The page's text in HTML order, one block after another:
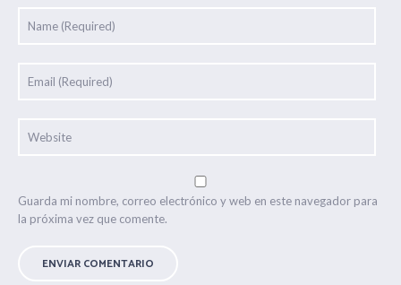
Guarda mi nombre, correo electrónico y web en este navegador para
la próxima vez que comente.